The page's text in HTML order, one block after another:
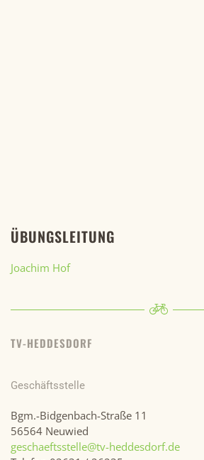
ÜBUNGSLEITUNG
Joachim Hof
TV-HEDDESDORF
Geschäftsstelle
Bgm.-Bidgenbach-Straße 11
56564 Neuwied
geschaeftsstelle@tv-heddesdorf.de